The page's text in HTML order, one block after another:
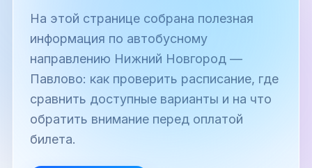
На этой странице собрана полезная
информация по автобусному
направлению Нижний Новгород —
Павлово: как проверить расписание, где
сравнить доступные варианты и на что
обратить внимание перед оплатой
билета.